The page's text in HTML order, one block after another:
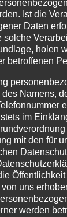
BERGBAHN
KAYAK
Ist die
Daten
solche
holen
betroffenen
Namens,
im
mit den für
uns
werden